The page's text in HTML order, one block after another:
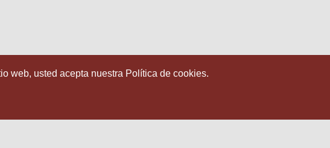
web, usted acepta nuestra Política de cookies.